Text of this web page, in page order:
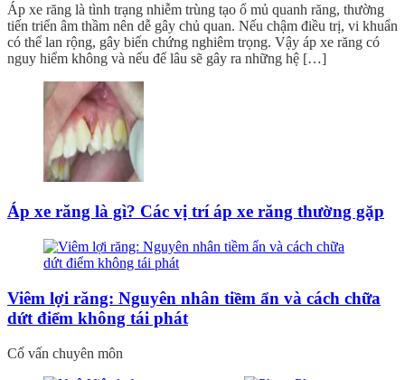
Áp xe răng là tình trạng nhiễm trùng tạo ổ mủ quanh răng, thường
tiến triển âm thầm nên dễ gây chủ quan. Nếu chậm điều trị, vi khuẩn
có thể lan rộng, gây biến chứng nghiêm trọng. Vậy áp xe răng có
nguy hiểm không và nếu để lâu sẽ gây ra những hệ […]
Áp xe răng là gì? Các vị trí áp xe răng thường gặp
Viêm lợi răng: Nguyên nhân tiềm ẩn và cách chữa
dứt điểm không tái phát
Cố vấn chuyên môn